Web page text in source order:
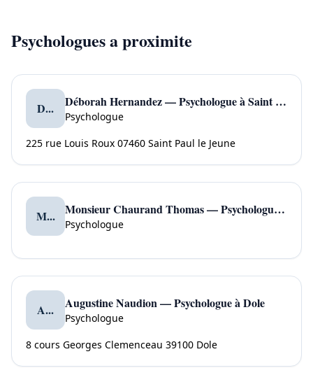
Psychologues a proximite
D... Déborah Hernandez — Psychologue à Saint Paul le Jeune
Psychologue
225 rue Louis Roux 07460 Saint Paul le Jeune
M... Monsieur Chaurand Thomas — Psychologue à Ponteils et Brésis
Psychologue
A... Augustine Naudion — Psychologue à Dole
Psychologue
8 cours Georges Clemenceau 39100 Dole